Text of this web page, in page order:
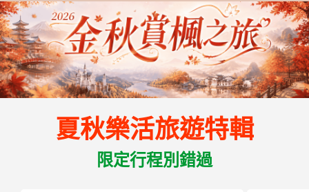
夏秋樂活旅遊特輯
限定行程別錯過